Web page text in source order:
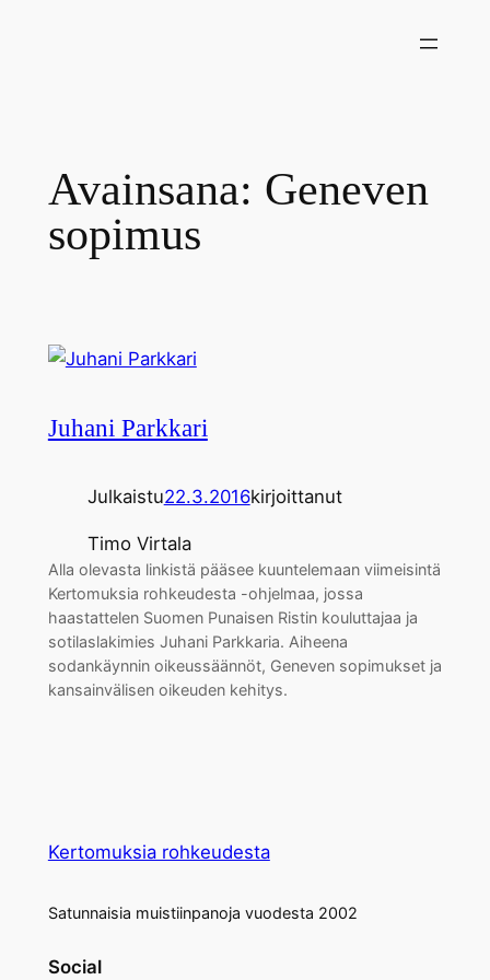
Avainsana: Geneven
sopimus
Juhani Parkkari
Julkaistu22.3.2016kirjoittanut
Timo Virtala
Alla olevasta linkistä pääsee kuuntelemaan viimeisintä
Kertomuksia rohkeudesta -ohjelmaa, jossa
haastattelen Suomen Punaisen Ristin kouluttajaa ja
sotilaslakimies Juhani Parkkaria. Aiheena
sodankäynnin oikeussäännöt, Geneven sopimukset ja
kansainvälisen oikeuden kehitys.
Kertomuksia rohkeudesta
Satunnaisia muistiinpanoja vuodesta 2002
Social